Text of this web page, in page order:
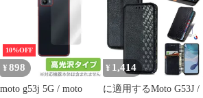
TPU 耐衝撃 スマホ の
マートフォンケース 高
リング付き ケース 耐衝
撃 一体型 携帯 カバー
moto G53S tpu シリコン
薄型 柔らかい殻 360°回
転 軽量 スタンド機能
車載ホルダー
10%OFF
¥ 898
moto g53j 5G / moto
¥ 1,414
に適用するMoto G53J /